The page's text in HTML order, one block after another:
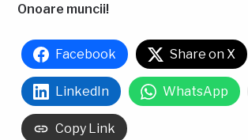
Onoare muncii!
Facebook Share on X
LinkedIn WhatsApp
Copy Link